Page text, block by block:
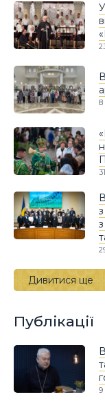
8
Дивитися ще
Публікації
9